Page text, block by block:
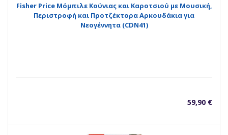
Fisher Price Μόμπιλε Κούνιας και Καροτσιού με Μουσική,
Περιστροφή και Προτζέκτορα Αρκουδάκια για
Νεογέννητα (CDN41)
59,90 €